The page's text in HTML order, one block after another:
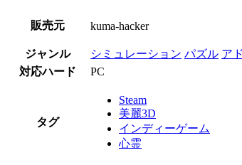
販売元 kuma-hacker
ジャンル シミュレーション パズル ア
対応ハード
PC
タグ
Steam
美麗3D
インディーゲーム
心霊